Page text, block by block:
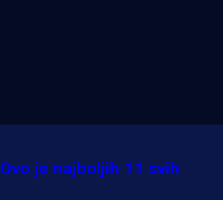
Ovo je najboljih 11 svih